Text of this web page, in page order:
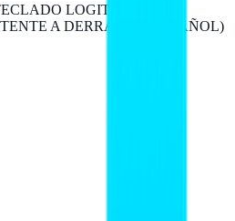
LOGITECH K120
A DERRAMES (ESPAÑOL)